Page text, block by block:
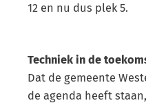
12 en nu dus plek 5.
Techniek in de
Dat de gemeente
de agenda heeft